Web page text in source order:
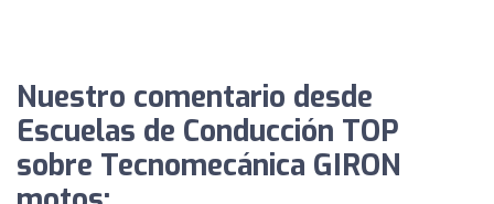
Nuestro comentario desde
Escuelas de Conducción TOP
sobre Tecnomecánica GIRON